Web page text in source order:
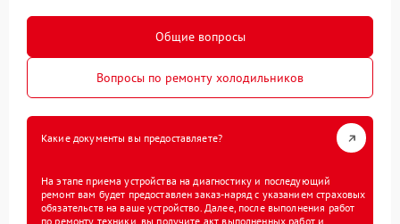
Общие вопросы
Вопросы по ремонту холодильников
Какие документы вы предоставляете?
На этапе приема устройства на диагностику и последующий
ремонт вам будет предоставлен заказ-наряд с указанием страховых
обязательств на ваше устройство. Далее, после выполнения работ
по ремонту техники, вы получите акт выполненных работ и